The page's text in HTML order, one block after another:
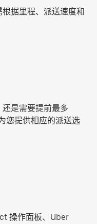
据里程、派送速度和
是需要提前最多
您提供相应的派送选
操作面板、Uber